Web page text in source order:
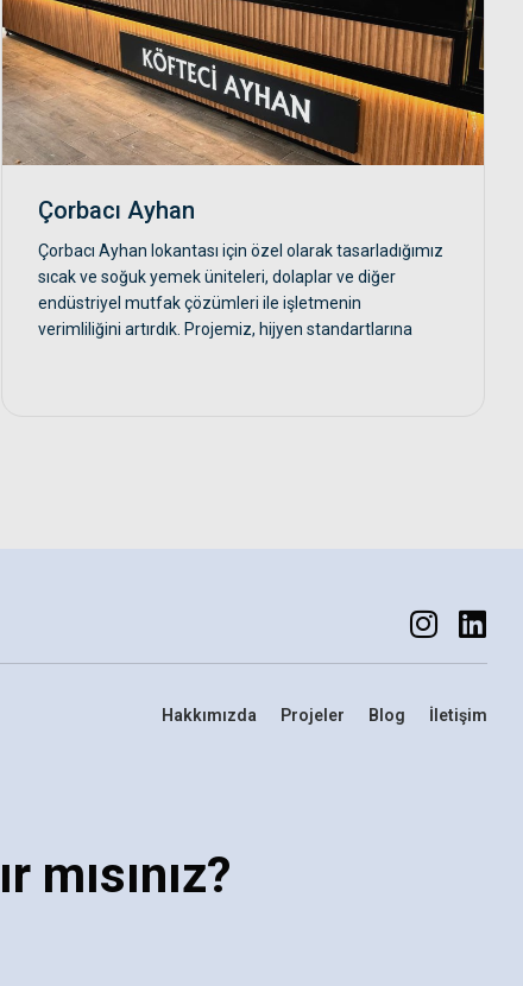
Çorbacı Ayhan
Çorbacı Ayhan lokantası için özel olarak tasarladığımız
sıcak ve soğuk yemek üniteleri, dolaplar ve diğer
endüstriyel mutfak çözümleri ile işletmenin
verimliliğini artırdık. Projemiz, hijyen standartlarına
Hakkımızda Projeler Blog İletişim